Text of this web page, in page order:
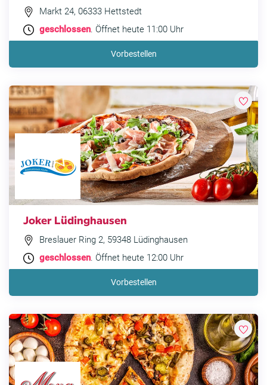
Markt 24, 06333 Hettstedt
geschlossen. Öffnet heute 11:00 Uhr
Vorbestellen
Joker Lüdinghausen
Breslauer Ring 2, 59348 Lüdinghausen
geschlossen. Öffnet heute 12:00 Uhr
Vorbestellen